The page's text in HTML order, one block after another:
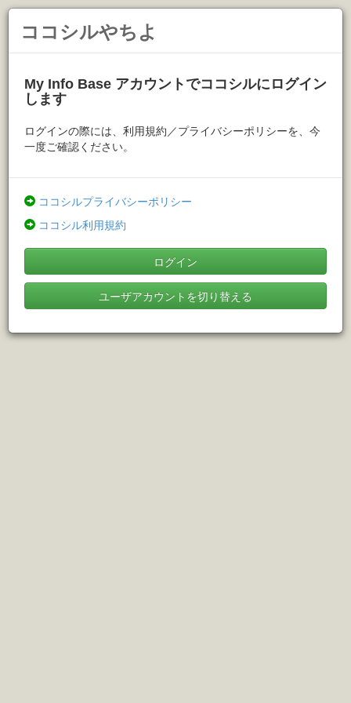
ココシルやちよ
My Info Base アカウントでココシルにログイン
します
ログインの際には、利用規約／プライバシーポリシーを、今
一度ご確認ください。
ココシルプライバシーポリシー
ココシル利用規約
ログイン
ユーザアカウントを切り替える